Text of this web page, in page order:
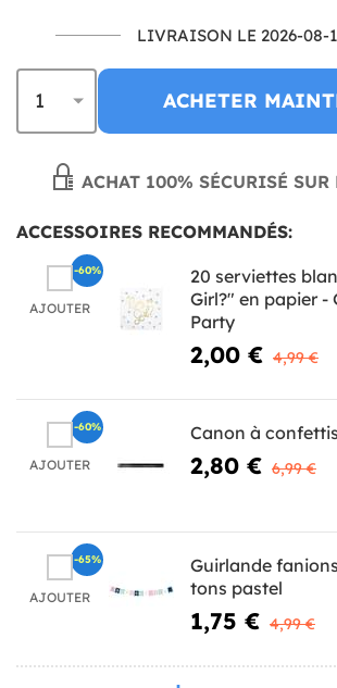
LIVRAISON LE 2026-08-
ACHETER
ACHAT 100% SÉCURISÉ
ACCESSOIRES RECOMMANDÉS:
AJOUTER
20 serviettes
Girl?" en papier -
Party
2,00 € 4,99 €
-60%
AJOUTER
Canon à
2,80 € 6,99 €
-60%
AJOUTER
Guirlande
tons pastel
1,75 € 4,99 €
-65%